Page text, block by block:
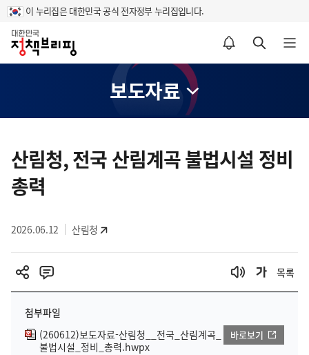
이 누리집은 대한민국 공식 전자정부 누리집입니다.
홈
알림설정 바로가기 검색 바로가기 메뉴 열기
보도자료
츠
영
산림청, 전국 산림계곡 불법시설 정비
총력
2026.06.12 산림청
목록
첨부파일
(260612)보도자료-산림청__전국_산림계곡_
불법시설_정비_총력.hwpx
바로보기